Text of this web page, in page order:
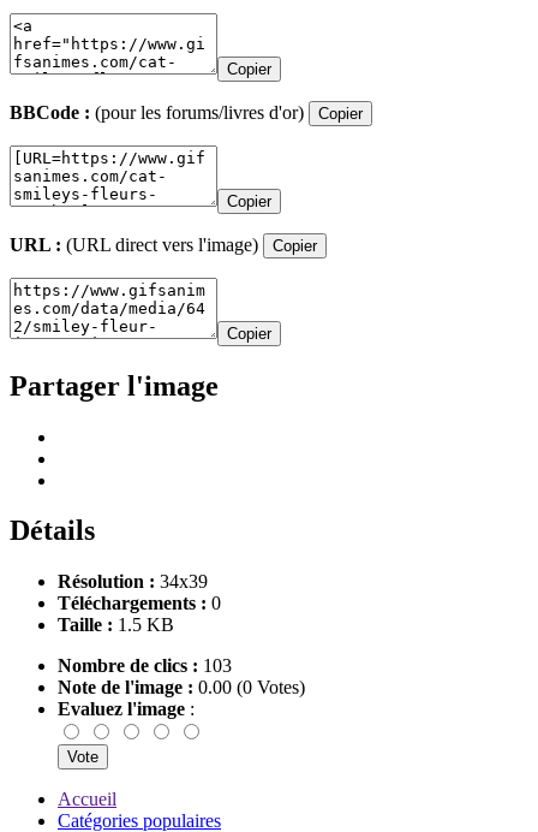
Copier
BBCode : (pour les forums/livres d'or) Copier
Copier
URL : (URL direct vers l'image) Copier
Copier
Partager l'image
Détails
Résolution : 34x39
Téléchargements : 0
Taille : 1.5 KB
Nombre de clics : 103
Note de l'image : 0.00 (0 Votes)
Evaluez l'image :
Accueil
Catégories populaires